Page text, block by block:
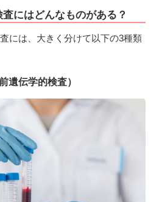
にはどんなものがある？
には、大きく分けて以下の3種類
遺伝学的検査）